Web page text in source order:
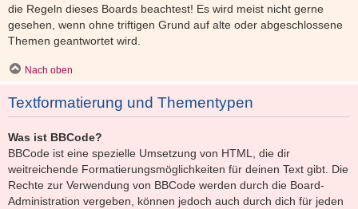
die Regeln dieses Boards beachtest! Es wird meist nicht gerne
gesehen, wenn ohne triftigen Grund auf alte oder abgeschlossene
Themen geantwortet wird.
Nach oben
Textformatierung und Thementypen
Was ist BBCode?
BBCode ist eine spezielle Umsetzung von HTML, die dir
weitreichende Formatierungsmöglichkeiten für deinen Text gibt. Die
Rechte zur Verwendung von BBCode werden durch die Board-
Administration vergeben, können jedoch auch durch dich für jeden